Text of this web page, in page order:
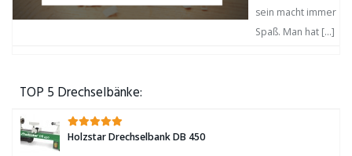
sein macht immer
Spaß. Man hat […]
TOP 5 Drechselbänke:
Holzstar Drechselbank DB 450